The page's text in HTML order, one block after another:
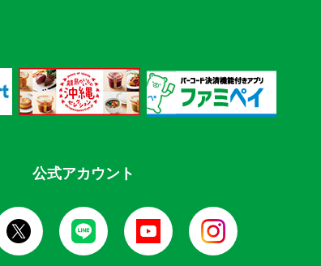
公式アカウント